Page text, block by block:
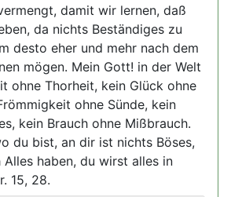
damit wir lernen, daß
da nichts Beständiges zu
desto eher und mehr nach dem
mögen. Mein Gott! in der Welt
ohne Thorheit, kein Glück ohne
ohne Sünde, kein
kein Brauch ohne Mißbrauch.
du bist, an dir ist nichts Böses,
haben, du wirst alles in
15, 28.